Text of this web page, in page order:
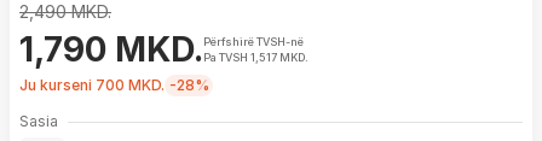
2,490 MKD.
1,790 MKD.Përfshirë TVSH-në
Pa TVSH 1,517 MKD.
Ju kurseni 700 MKD. -28%
Sasia